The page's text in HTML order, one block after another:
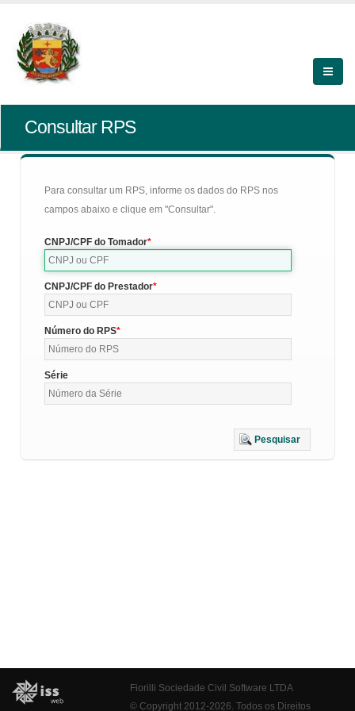
Consultar RPS
Para consultar um RPS, informe os dados do RPS nos
campos abaixo e clique em "Consultar".
CNPJ/CPF do Tomador
CNPJ/CPF do Prestador
Número do RPS
Série
Pesquisar
Fiorilli Sociedade Civil Software LTDA
© Copyright 2012-2026. Todos os Direitos